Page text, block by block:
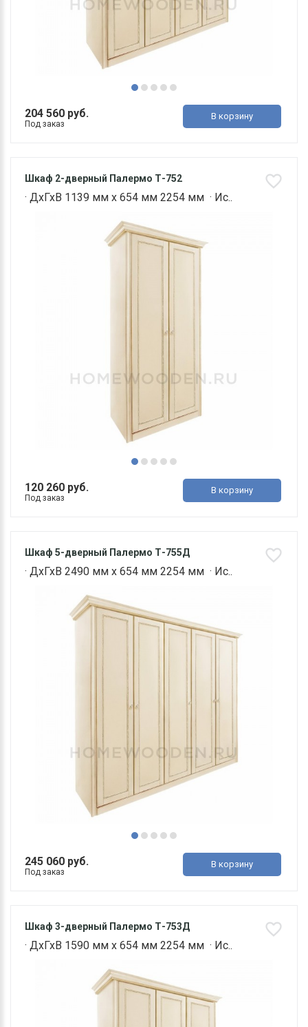
204 560 руб.
Под заказ
В корзину
Шкаф 2-дверный Палермо Т-752
· ДхГхВ 1139 мм х 654 мм 2254 мм · Ис..
120 260 руб.
Под заказ
В корзину
Шкаф 5-дверный Палермо Т-755Д
· ДхГхВ 2490 мм х 654 мм 2254 мм · Ис..
245 060 руб.
Под заказ
В корзину
Шкаф 3-дверный Палермо Т-753Д
· ДхГхВ 1590 мм х 654 мм 2254 мм · Ис..